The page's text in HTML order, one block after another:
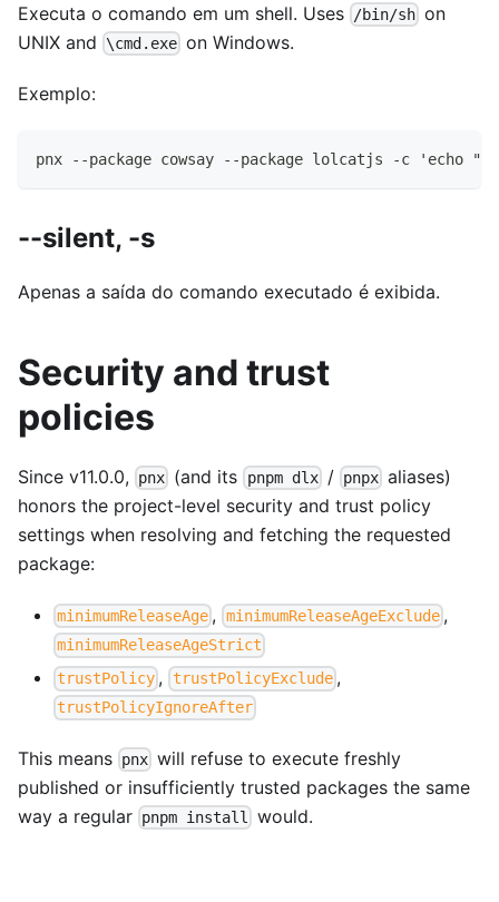
Executa o comando em um shell. Uses /bin/sh on
UNIX and
\cmd.exe on Windows.
Exemplo:
pnx --package cowsay --package lolcatjs -c 'echo
--silent, -s
Apenas a saída do comando executado é exibida.
Security and trust
policies
Since v11.0.0, pnx (and its pnpm dlx/ pnpx aliases)
honors the project-level security and trust policy
settings when resolving and fetching the requested
package:
minimumReleaseAge , minimumReleaseAgeExclude,
minimumReleaseAgeStrict
trustPolicy , trustPolicyExclude,
trustPolicyIgnoreAfter
This means pnx will refuse to execute freshly
published or insufficiently trusted packages the same
way a regular pnpm install would.